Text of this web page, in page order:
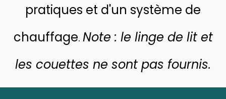
pratiques et d'un système de
chauffage. Note : le linge de lit et
les couettes ne sont pas fournis.